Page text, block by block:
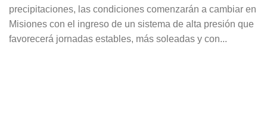
precipitaciones, las condiciones comenzarán a cambiar en
Misiones con el ingreso de un sistema de alta presión que
favorecerá jornadas estables, más soleadas y con...